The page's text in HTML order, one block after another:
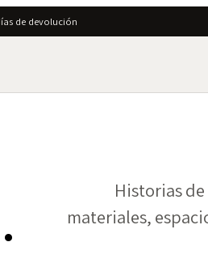
de devolución
Historias
materiales,